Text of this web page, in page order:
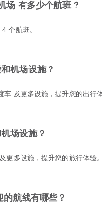
场 有多少个航班？
个航班。
机场设施？
车 及更多设施，提升您的出行
场设施？
更多设施，提升您的旅行体验
航线有哪些？